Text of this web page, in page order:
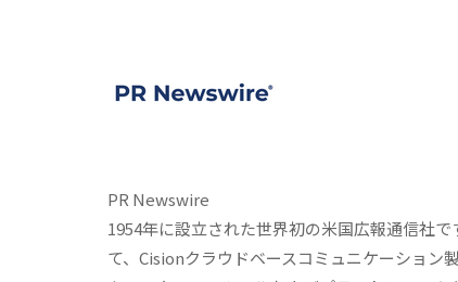
PR Newswire
1954年に設立された世界初の米国広報通信社
て、Cisionクラウドベースコミュニケーション